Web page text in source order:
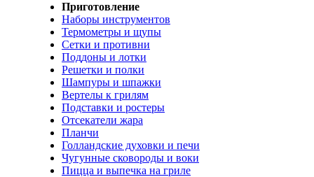
Приготовление
Наборы инструментов
Термометры и щупы
Сетки и противни
Поддоны и лотки
Решетки и полки
Шампуры и шпажки
Вертелы к грилям
Подставки и ростеры
Отсекатели жара
Планчи
Голландские духовки и печи
Чугунные сковороды и воки
Пицца и выпечка на гриле